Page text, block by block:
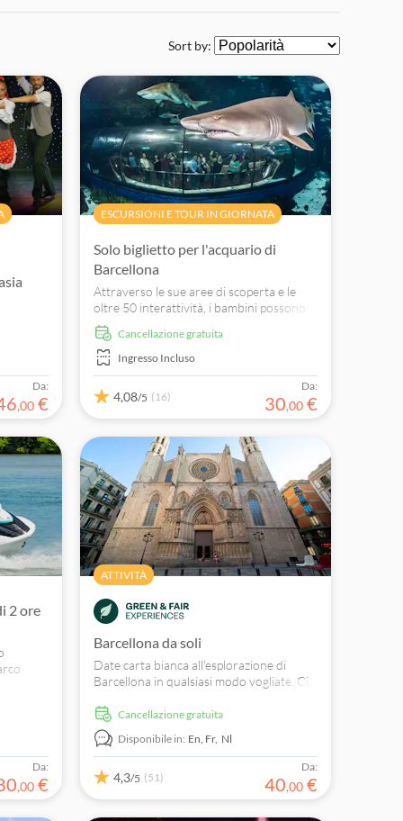
Sort by:
Da:
,00 €
ESCURSIONI E TOUR IN GIORNATA
Solo biglietto per l'acquario di
Barcellona
Attraverso le sue aree di scoperta e le
oltre 50 interattività, i bambini possono
toccare, vedere, ascoltare, indagare la
natura e tutta la famiglia può esplorare
ciò che si trova sotto la superficie degli
oceani del pianeta.
Cancellazione gratuita
Ingresso Incluso
4,08/5 (16)
Da:
30,00 €
2 ore
Da:
,00 €
ATTIVITÀ
Barcellona da soli
Date carta bianca all'esplorazione di
Barcellona in qualsiasi modo vogliate. Ci
trasportandovi da e per il centro città per
una giornata di visite turistiche fai da te.
La capitale catalana ha qualcosa per tutti i
gusti, sia che vogliate visitare i principali
monumenti, sia che vogliate passare la
giornata a curiosare nei negozi delle
Cancellazione gratuita
Disponibile in: En, Fr, Nl
4,3/5 (51)
Da:
40,00 €